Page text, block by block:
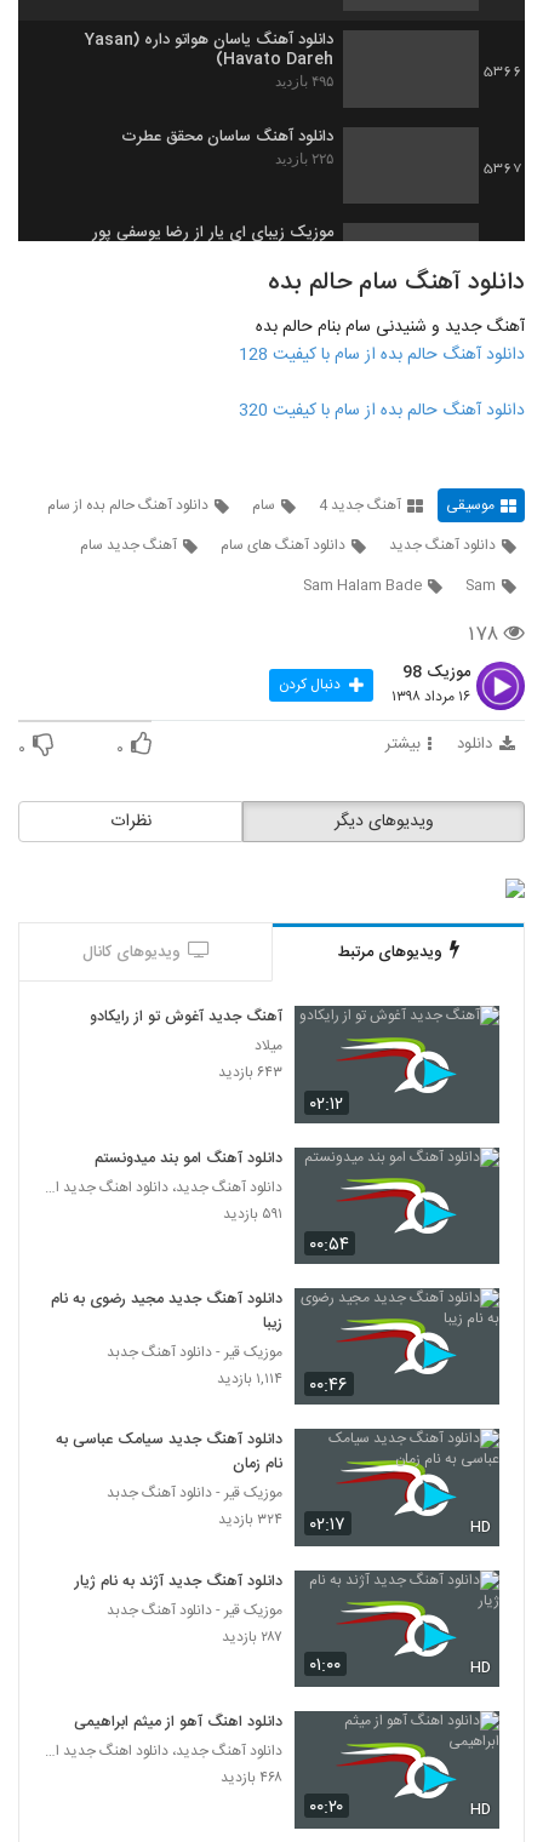
5366
دانلود آهنگ یاسان هواتو داره (Yasan
Havato Dareh)
۴۹۵ بازدید
5367
دانلود آهنگ ساسان محقق عطرت
۲۲۵ بازدید
موزیک زیبای ای یار از رضا یوسفی پور
5369
دانلود آهنگ پوریا صالحی دنیا
۲۲۴ بازدید
آهنگ جبرئیل از امید عقیلی(پاپ)
5371
Morteza Ahmadi I Lajbaz
۲۰۹ بازدید
5373
آهنگ فردین کنعانی بنام بد باشی هم خوبه
5374
Behzad Tarock 12 Shab
بوم
دانلود آهنگ جدید و زیبای امیر باغبان با نام
تقدیر
5377
Fadavi Dastat Doore)
موزیک زیبای شهر چشمات از پوریا سلیمانی
5379
دانلود آهنگ یاسین بی رحم (Yasin
Birahm)
Moein Geo Mofrad
۲۴۴ بازدید
هادی یوسف زاده آهنگ حقیقت
5382
آهنگ عشق دلی از رضا حسین پور(پاپ)
دانلود آهنگ نمیدونی از هومن مرادخانی
5384
دانلود آهنگ قرار نبود از گاد فادر
۲۴۵ بازدید
دانلود آهنگ سام حالم بده
آهنگ جدید و شنیدنی سام بنام حالم بده
دانلود آهنگ حالم بده از سام با کیفیت 128
دانلود آهنگ حالم بده از سام با کیفیت 320
موسیقی آهنگ جدید 4 سام
دانلود آهنگ حالم بده از سام
دانلود آهنگ جدید
دانلود آهنگ های سام
آهنگ جدید سام
Sam
Sam Halam Bade
۱۷۸
موزیک 98
۱۶ مرداد ۱۳۹۸ دنبال کردن
دانلود بیشتر ۰ ۰
نظرات ویدیوهای دیگر
ویدیوهای مرتبط ویدیوهای کانال
۰۲:۱۲
آهنگ جدید آغوش تو از رایکادو
میلاد
۶۴۳ بازدید
۰۰:۵۴
دانلود آهنگ امو بند میدونستم
دانلود آهنگ جدید، دانلود اهنگ جدید ایرانی
۵۹۱ بازدید
۰۰:۴۶
دانلود آهنگ جدید مجید رضوی به نام
زیبا
موزیک قیر - دانلود آهنگ جدبد
۱,۱۱۴ بازدید
۰۲:۱۷ HD
دانلود آهنگ جدید سیامک عباسی به
نام زمان
موزیک قیر - دانلود آهنگ جدبد
۳۲۴ بازدید
۰۱:۰۰ HD
دانلود آهنگ جدید آژند به نام ژیار
موزیک قیر - دانلود آهنگ جدبد
۲۸۷ بازدید
۰۰:۲۰ HD
دانلود اهنگ آهو از میثم ابراهیمی
دانلود آهنگ جدید، دانلود اهنگ جدید ایرانی
۴۶۸ بازدید